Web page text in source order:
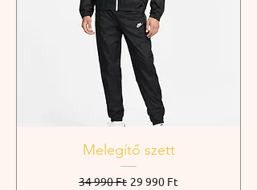
Melegítő szett
Szokásos ár
34 990 Ft Akciós ár
29 990 Ft